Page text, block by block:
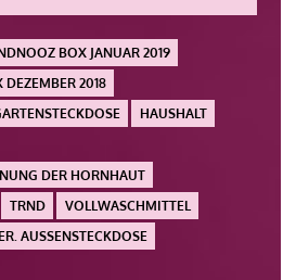
BOX JANUAR 2019
2018
HAUSHALT
DER HORNHAUT
TRND
VOLLWASCHMITTEL
AUSSENSTECKDOSE